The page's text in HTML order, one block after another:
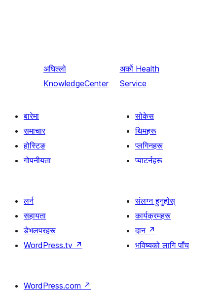
अघिल्लो
KnowledgeCenter
अर्को Health
Service
बारेमा
समाचार
होस्टिङ
गोपनीयता
सोकेस
थिमहरू
प्लगिनहरू
प्याटर्नहरू
लर्न
सहायता
डेभलपरहरू
WordPress.tv ↗
संलग्न हुनुहोस्
कार्यक्रमहरू
दान ↗
भविष्यको लागि पाँच
WordPress.com ↗